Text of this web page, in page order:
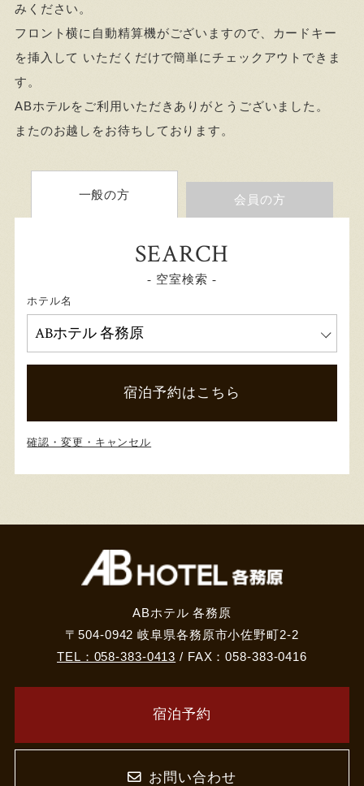
みください。
フロント横に自動精算機がございますので、カードキー
を挿入して いただくだけで簡単にチェックアウトできま
す。
ABホテルをご利用いただきありがとうございました。
またのお越しをお待ちしております。
一般の方 会員の方
SEARCH
- 空室検索 -
ホテル名
宿泊予約はこちら
確認・変更・キャンセル
ABホテル 各務原
〒504-0942 岐阜県各務原市小佐野町2-2
TEL：058-383-0413 / FAX：058-383-0416
宿泊予約
お問い合わせ